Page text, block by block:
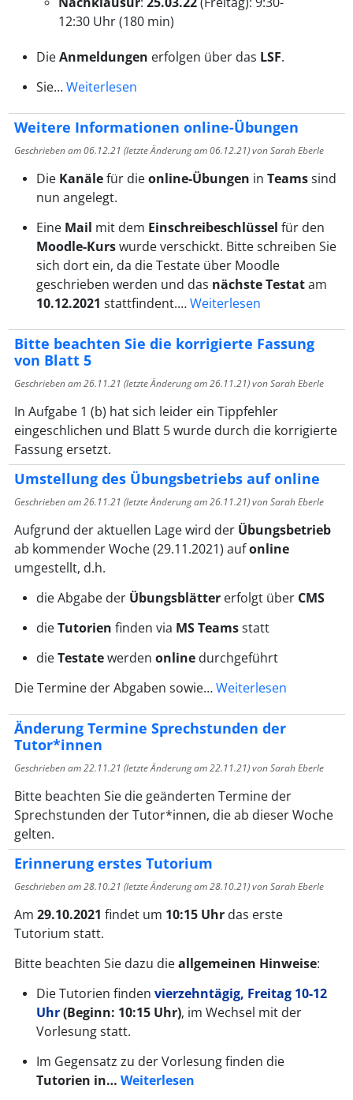
12:30 Uhr (180 min)
DieAnmeldungen erfolgen über das LSF.
Sie…Weiterlesen
Weitere Informationen online-Übungen
Geschrieben am06.12.21 (letzte Änderung am06.12.21) von Sarah Eberle
Die Kanälefür dieonline-Übungen in Teamssind
nun angelegt.
Eine Mail mit dem Einschreibeschlüssel für den
Moodle-Kurswurde verschickt. Bitte schreiben Sie
sich dort ein, da die Testate über Moodle
geschrieben werden und das nächste Testatam
10.12.2021 stattfindent.…Weiterlesen
Bitte beachten Sie die korrigierte Fassung
von Blatt 5
Geschrieben am26.11.21 (letzte Änderung am26.11.21) von Sarah Eberle
In Aufgabe 1 (b) hat sich leider ein Tippfehler
eingeschlichen und Blatt 5 wurde durch die korrigierte
Fassung ersetzt.
Umstellung des Übungsbetriebs auf online
Geschrieben am26.11.21 (letzte Änderung am26.11.21) von Sarah Eberle
Aufgrund der aktuellen Lage wird der Übungsbetrieb
ab kommender Woche (29.11.2021) aufonline
umgestellt, d.h.
die Abgabe derÜbungsblätter erfolgt über CMS
dieTutorien finden via MS Teamsstatt
dieTestatewerden onlinedurchgeführt
Die Termine der Abgaben sowie…Weiterlesen
Änderung Termine Sprechstunden der
Tutor*innen
Geschrieben am22.11.21 (letzte Änderung am22.11.21) von Sarah Eberle
Bitte beachten Sie die geänderten Termine der
Sprechstunden der Tutor*innen, die ab dieser Woche
gelten.
Erinnerung erstes Tutorium
Geschrieben am28.10.21 (letzte Änderung am28.10.21) von Sarah Eberle
Am 29.10.2021 findet um 10:15 Uhrdas erste
Tutorium statt.
Bitte beachten Sie dazu dieallgemeinen Hinweise:
Die Tutorien finden vierzehntägig, Freitag 10-12
Uhr(Beginn: 10:15 Uhr), im Wechsel mit der
Vorlesung statt.
Im Gegensatz zu der Vorlesung finden die
Tutorien in… Weiterlesen